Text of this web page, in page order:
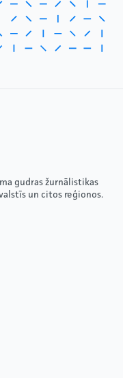
gudras žurnālistikas
un citos reģionos.